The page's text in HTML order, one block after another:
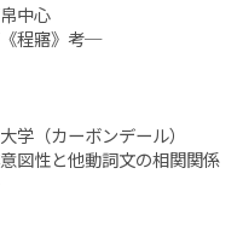
中心
程寤》考─
学（カーボンデール）
図性と他動詞文の相関関係